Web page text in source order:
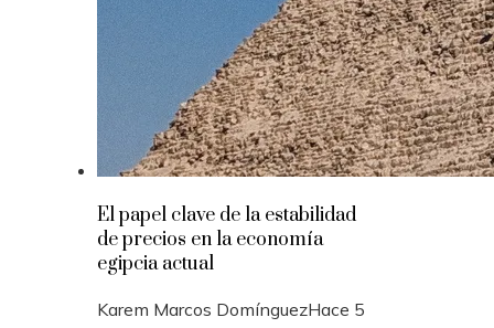
El papel clave de la estabilidad
de precios en la economía
egipcia actual
Karem Marcos DomínguezHace 5